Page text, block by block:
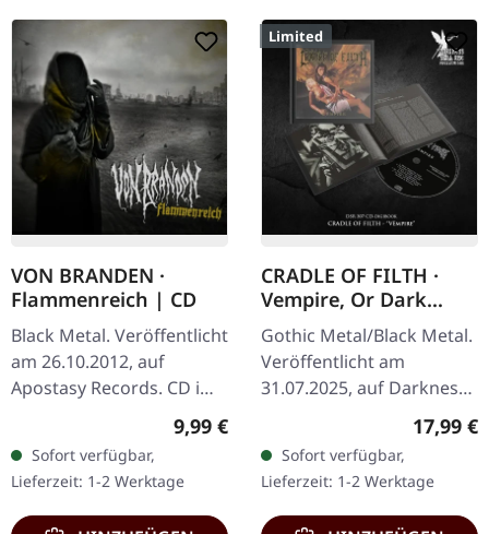
VON BRANDEN ·
Flammenreich | CD
Black Metal. Veröffentlicht
am 26.10.2012, auf
Apostasy Records. CD im
Jewelcase. Von Branden
"Flammenreich" eine
eindringliche Reise…
Regulärer Preis:
9,99 €
Sofort verfügbar,
Lieferzeit: 1-2 Werktage
Limited
CRADLE OF FILTH ·
Vempire, Or Dark
Faerytales In
Phallustein |
DIGIBOOK CD
Gothic Metal/Black Metal.
Veröffentlicht am
31.07.2025, auf Darkness
Shall Rise Productions.
Hardcover-Digibook mit
24-seitigem Booklet,
Neue…
17,99 €
Sofort verfügbar,
Lieferzeit: 1-2 Werktage